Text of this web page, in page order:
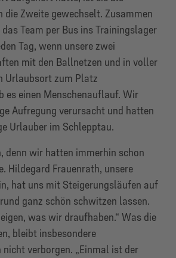
die Zweite gewechselt. Zusammen
Team per Bus ins Trainingslager
Tag, wenn unsere zwei
mit den Ballnetzen und in voller
Urlaubsort zum Platz
es einen Menschenauflauf. Wir
Aufregung verursacht und hatten
Urlauber im Schlepptau.
denn wir hatten immerhin schon
Hildegard Frauenrath, unsere
hat uns mit Steigerungsläufen auf
ganz schön schwitzen lassen.
was wir draufhaben.“ Was die
bleibt insbesondere
nicht verborgen. „Einmal ist der